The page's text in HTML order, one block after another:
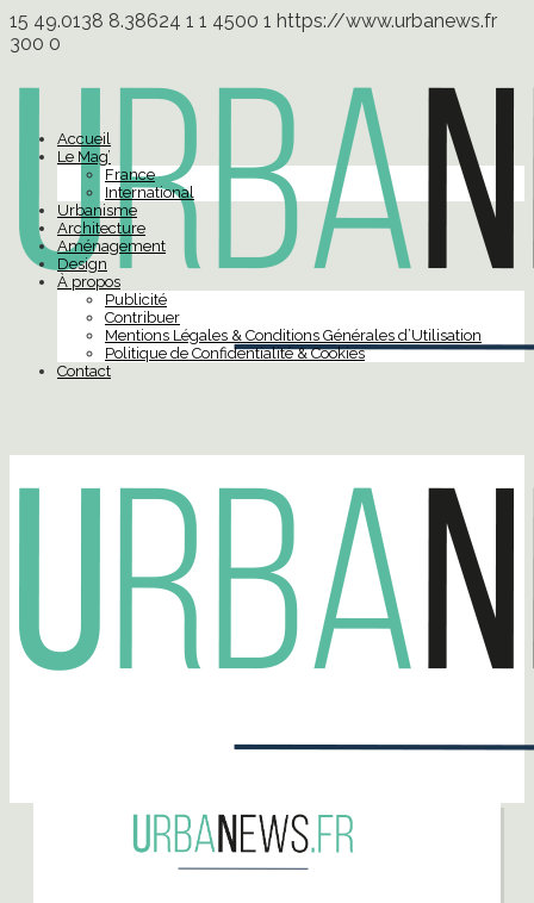
15 49.0138 8.38624 1 1 4500 1 https://www.urbanews.fr
300 0
Accueil
Le Mag’
France
International
Urbanisme
Architecture
Aménagement
Design
À propos
Publicité
Contribuer
Mentions Légales & Conditions Générales d’Utilisation
Politique de Confidentialité & Cookies
Contact